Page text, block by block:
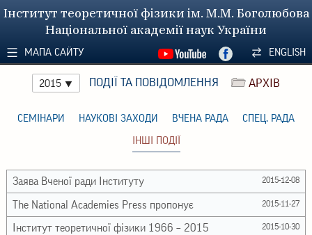
Інститут теоретичної фізики ім. М.М. Боголюбова
Національної академії наук України
МАПА САЙТУ ENGLISH
2015 ПОДІЇ ТА ПОВІДОМЛЕННЯ АРХІВ
СЕМІНАРИ НАУКОВІ ЗАХОДИ ВЧЕНА РАДА СПЕЦ. РАДА
ІНШІ ПОДІЇ
2015-12-08
Заява Вченої ради Інституту
2015-11-27
The National Academies Press пропонує
2015-10-30
Інститут теоретичної фізики 1966 – 2015